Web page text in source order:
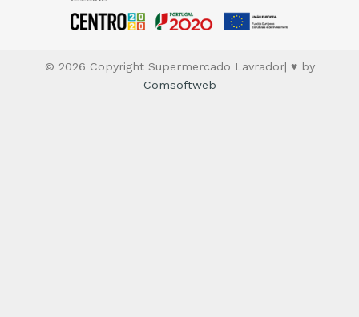
© 2026 Copyright Supermercado Lavrador| ♥ by
Comsoftweb